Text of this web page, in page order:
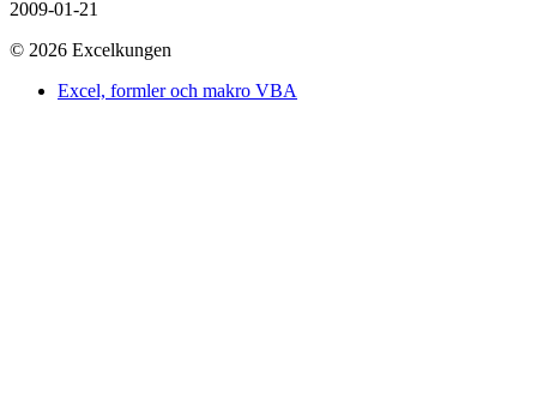
2009-01-21
© 2026 Excelkungen
Excel, formler och makro VBA